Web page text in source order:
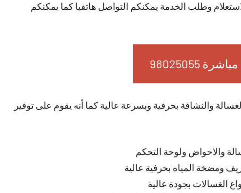
وطلب الخدمة يمكنكم التواصل هاتفيا كما يمكنكم
98025055
والنشافة بحرفية وبسرعة عالية كما أنه يقوم على توفير
والاحواض ولوحة التحكم
ومضخة المياه بحرفية عالية
الغسالات بجودة عالية